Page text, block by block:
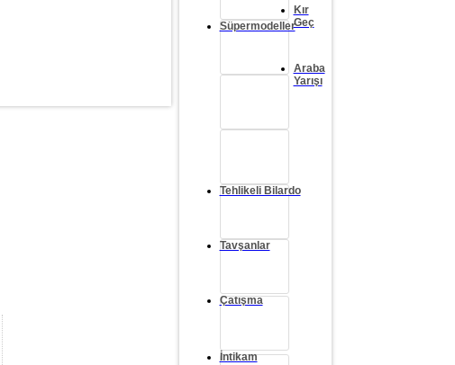
Süpermodeller
Kır
Geç
Araba
Yarışı
Tehlikeli Bilardo
Tavşanlar
Çatışma
İntikam